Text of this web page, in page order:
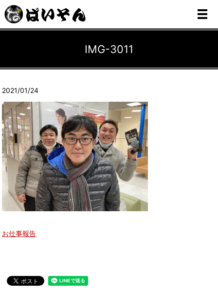
メ
IMG-3011
2021/01/24
お仕事報告